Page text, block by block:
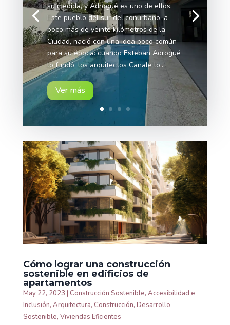
su medida, y Adrogué es uno de ellos.
Este pueblo del sur del conurbano, a
poco más de veinte kilómetros de la
Ciudad, nació con una idea poco común
para su época: cuando Esteban Adrogué
lo fundó, los arquitectos Canale lo...
Ver más
Cómo lograr una construcción
sostenible en edificios de
apartamentos
May 22, 2023 | Construcción Sostenible, Accesibilidad e
Inclusión, Arquitectura, Construcción, Desarrollo
Sostenible, Viviendas Eficientes